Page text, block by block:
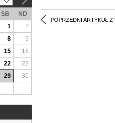
POPRZEDNI ARTYKUŁ Z
SB
ND
1
2
8
9
15
16
22
23
29
30